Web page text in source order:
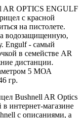
AR OPTICS ENGULF
с красной
на пистолете.
водозащищенную,
Engulf - самый
в семействе AR
дистанции.
5 МОА
гр.
Bushnell AR Optics
в интернет-магазине
с описаниями, а